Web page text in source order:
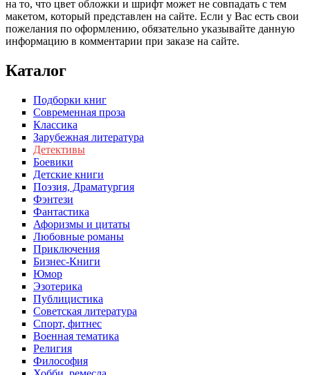
на то, что цвет обложки и шрифт может не совпадать с тем
макетом, который представлен на сайте. Если у Вас есть свои
пожелания по оформлению, обязательно указывайте данную
информацию в комментарии при заказе на сайте.
Каталог
Подборки книг
Современная проза
Классика
Зарубежная литература
Детективы
Боевики
Детские книги
Поэзия, Драматургия
Фэнтези
Фантастика
Афоризмы и цитаты
Любовные романы
Приключения
Бизнес-Книги
Юмор
Эзотерика
Публицистика
Советская литература
Спорт, фитнес
Военная тематика
Религия
Философия